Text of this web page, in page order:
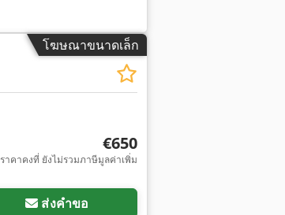
โฆษณาขนาดเล็ก
€650
ราคาคงที่ ยังไม่รวมภาษีมูลค่าเพิ่ม
ส่งคำขอ